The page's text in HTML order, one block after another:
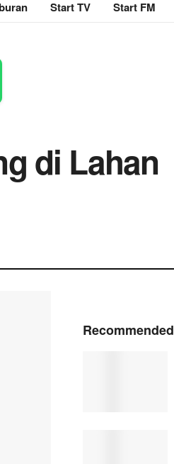
Start TV Start FM
di Lahan
Recommended